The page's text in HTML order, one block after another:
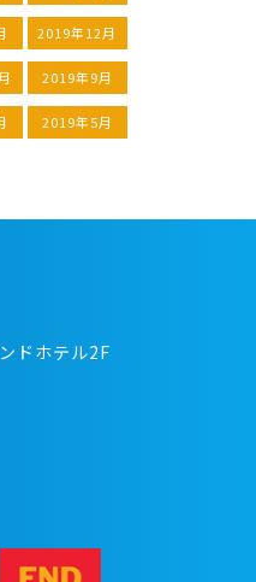
2019年12月
2019年9月
2019年5月
ドホテル2F